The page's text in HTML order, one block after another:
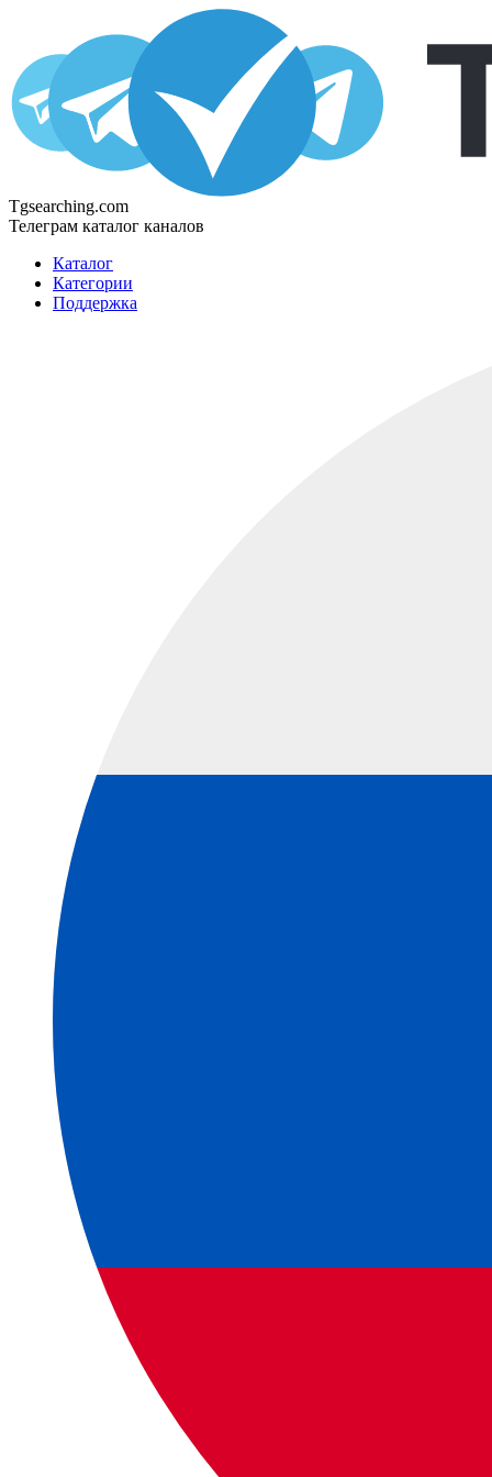
Tgsearching.com
Телеграм каталог каналов
Каталог
Категории
Поддержка